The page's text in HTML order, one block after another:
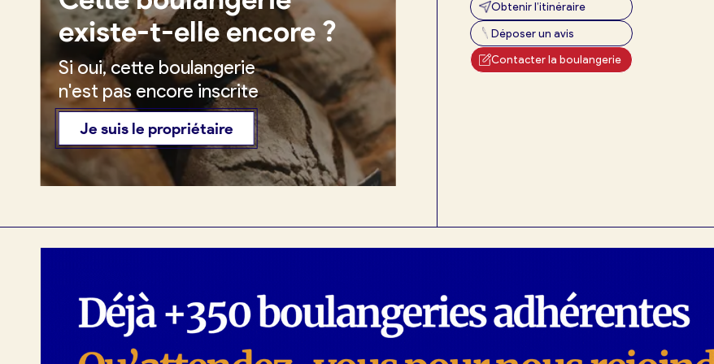
Je crée mon compte Connexion
existe-t-elle encore ?
Si oui, cette boulangerie
n'est pas encore inscrite
Je suis le propriétaire
Obtenir l’itinéraire
Déposer un avis
Contacter la boulangerie